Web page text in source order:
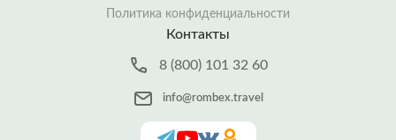
Политика конфиденциальности
Контакты
8 (800) 101 32 60
info@rombex.travel